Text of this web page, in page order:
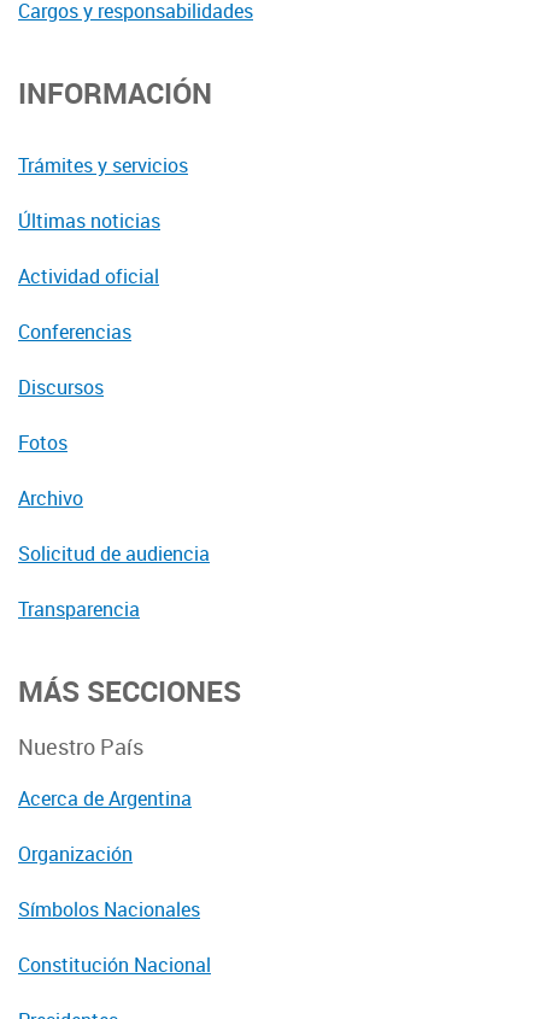
Cargos y responsabilidades
INFORMACIÓN
Trámites y servicios
Últimas noticias
Actividad oficial
Conferencias
Discursos
Fotos
Archivo
Solicitud de audiencia
Transparencia
MÁS SECCIONES
Nuestro País
Acerca de Argentina
Organización
Símbolos Nacionales
Constitución Nacional